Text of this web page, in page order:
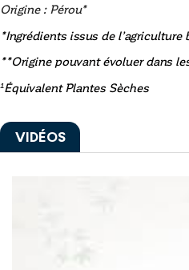
Origine : Pérou*
*Ingrédients issus de l’agriculture
**Origine pouvant évoluer dans
¹Équivalent Plantes Sèches
VIDÉOS